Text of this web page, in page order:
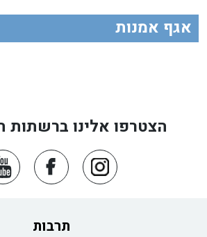
אגף אמנות
הצטרפו אלינו ברשתות
תרבות